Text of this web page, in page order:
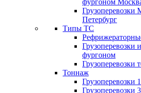
фургоном
Грузоперевозки
Петербург
Типы ТС
Грузоперевозки
фургоном
Грузоперевозки
Тоннаж
Грузоперевозки
Грузоперевозки